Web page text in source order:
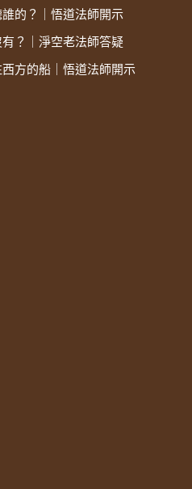
的？｜悟道法師開示
？｜淨空老法師答疑
方的船｜悟道法師開示